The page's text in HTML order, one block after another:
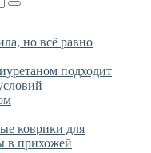
но всё равно
подходит
коврики для
в прихожей